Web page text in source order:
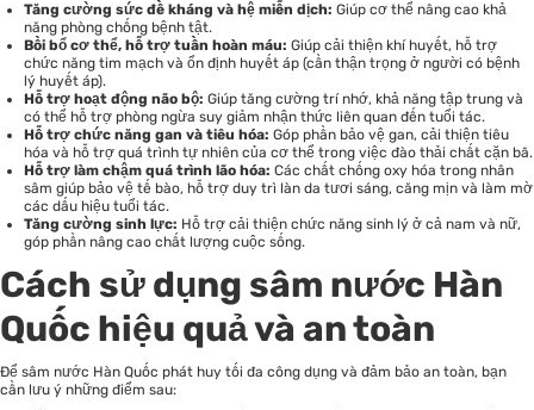
Tăng cường sức đề kháng và hệ miễn dịch: Giúp cơ thể nâng cao khả
năng phòng chống bệnh tật.
Bồi bổ cơ thể, hỗ trợ tuần hoàn máu: Giúp cải thiện khí huyết, hỗ trợ
chức năng tim mạch và ổn định huyết áp (cần thận trọng ở người có bệnh
lý huyết áp).
Hỗ trợ hoạt động não bộ: Giúp tăng cường trí nhớ, khả năng tập trung và
có thể hỗ trợ phòng ngừa suy giảm nhận thức liên quan đến tuổi tác.
Hỗ trợ chức năng gan và tiêu hóa: Góp phần bảo vệ gan, cải thiện tiêu
hóa và hỗ trợ quá trình tự nhiên của cơ thể trong việc đào thải chất cặn bã.
Hỗ trợ làm chậm quá trình lão hóa: Các chất chống oxy hóa trong nhân
sâm giúp bảo vệ tế bào, hỗ trợ duy trì làn da tươi sáng, căng mịn và làm mờ
các dấu hiệu tuổi tác.
Tăng cường sinh lực: Hỗ trợ cải thiện chức năng sinh lý ở cả nam và nữ,
góp phần nâng cao chất lượng cuộc sống.
Cách sử dụng sâm nước Hàn
Quốc hiệu quả và an toàn
Để sâm nước Hàn Quốc phát huy tối đa công dụng và đảm bảo an toàn, bạn
cần lưu ý những điểm sau: